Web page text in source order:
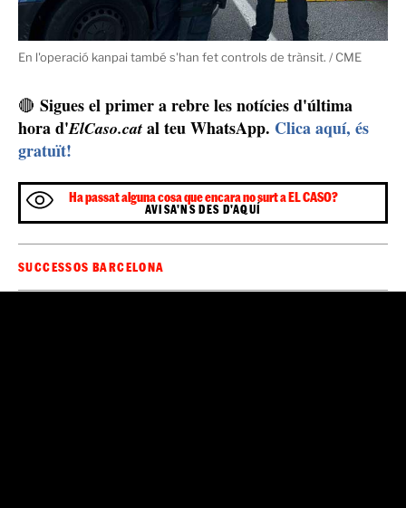
En l'operació kanpai també s'han fet controls de trànsit. / CME
🔴 Sigues el primer a rebre les notícies d'última
hora d'ElCaso.cat al teu WhatsApp. Clica aquí, és
gratuït!
Ha passat alguna cosa que encara no surt a EL CASO?
AVISA'NS DES D'AQUÍ
SUCCESSOS BARCELONA